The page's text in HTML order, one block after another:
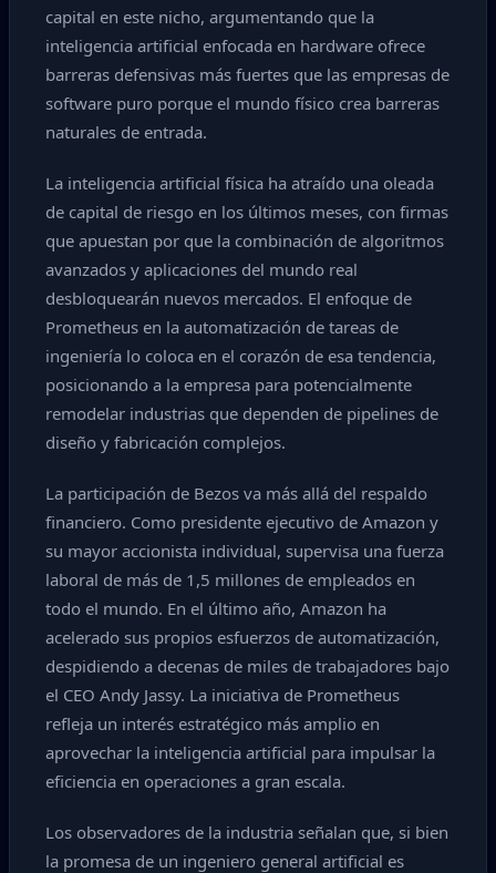
capital en este nicho, argumentando que la
inteligencia artificial enfocada en hardware ofrece
barreras defensivas más fuertes que las empresas de
software puro porque el mundo físico crea barreras
naturales de entrada.
La inteligencia artificial física ha atraído una oleada
de capital de riesgo en los últimos meses, con firmas
que apuestan por que la combinación de algoritmos
avanzados y aplicaciones del mundo real
desbloquearán nuevos mercados. El enfoque de
Prometheus en la automatización de tareas de
ingeniería lo coloca en el corazón de esa tendencia,
posicionando a la empresa para potencialmente
remodelar industrias que dependen de pipelines de
diseño y fabricación complejos.
La participación de Bezos va más allá del respaldo
financiero. Como presidente ejecutivo de Amazon y
su mayor accionista individual, supervisa una fuerza
laboral de más de 1,5 millones de empleados en
todo el mundo. En el último año, Amazon ha
acelerado sus propios esfuerzos de automatización,
despidiendo a decenas de miles de trabajadores bajo
el CEO Andy Jassy. La iniciativa de Prometheus
refleja un interés estratégico más amplio en
aprovechar la inteligencia artificial para impulsar la
eficiencia en operaciones a gran escala.
Los observadores de la industria señalan que, si bien
la promesa de un ingeniero general artificial es